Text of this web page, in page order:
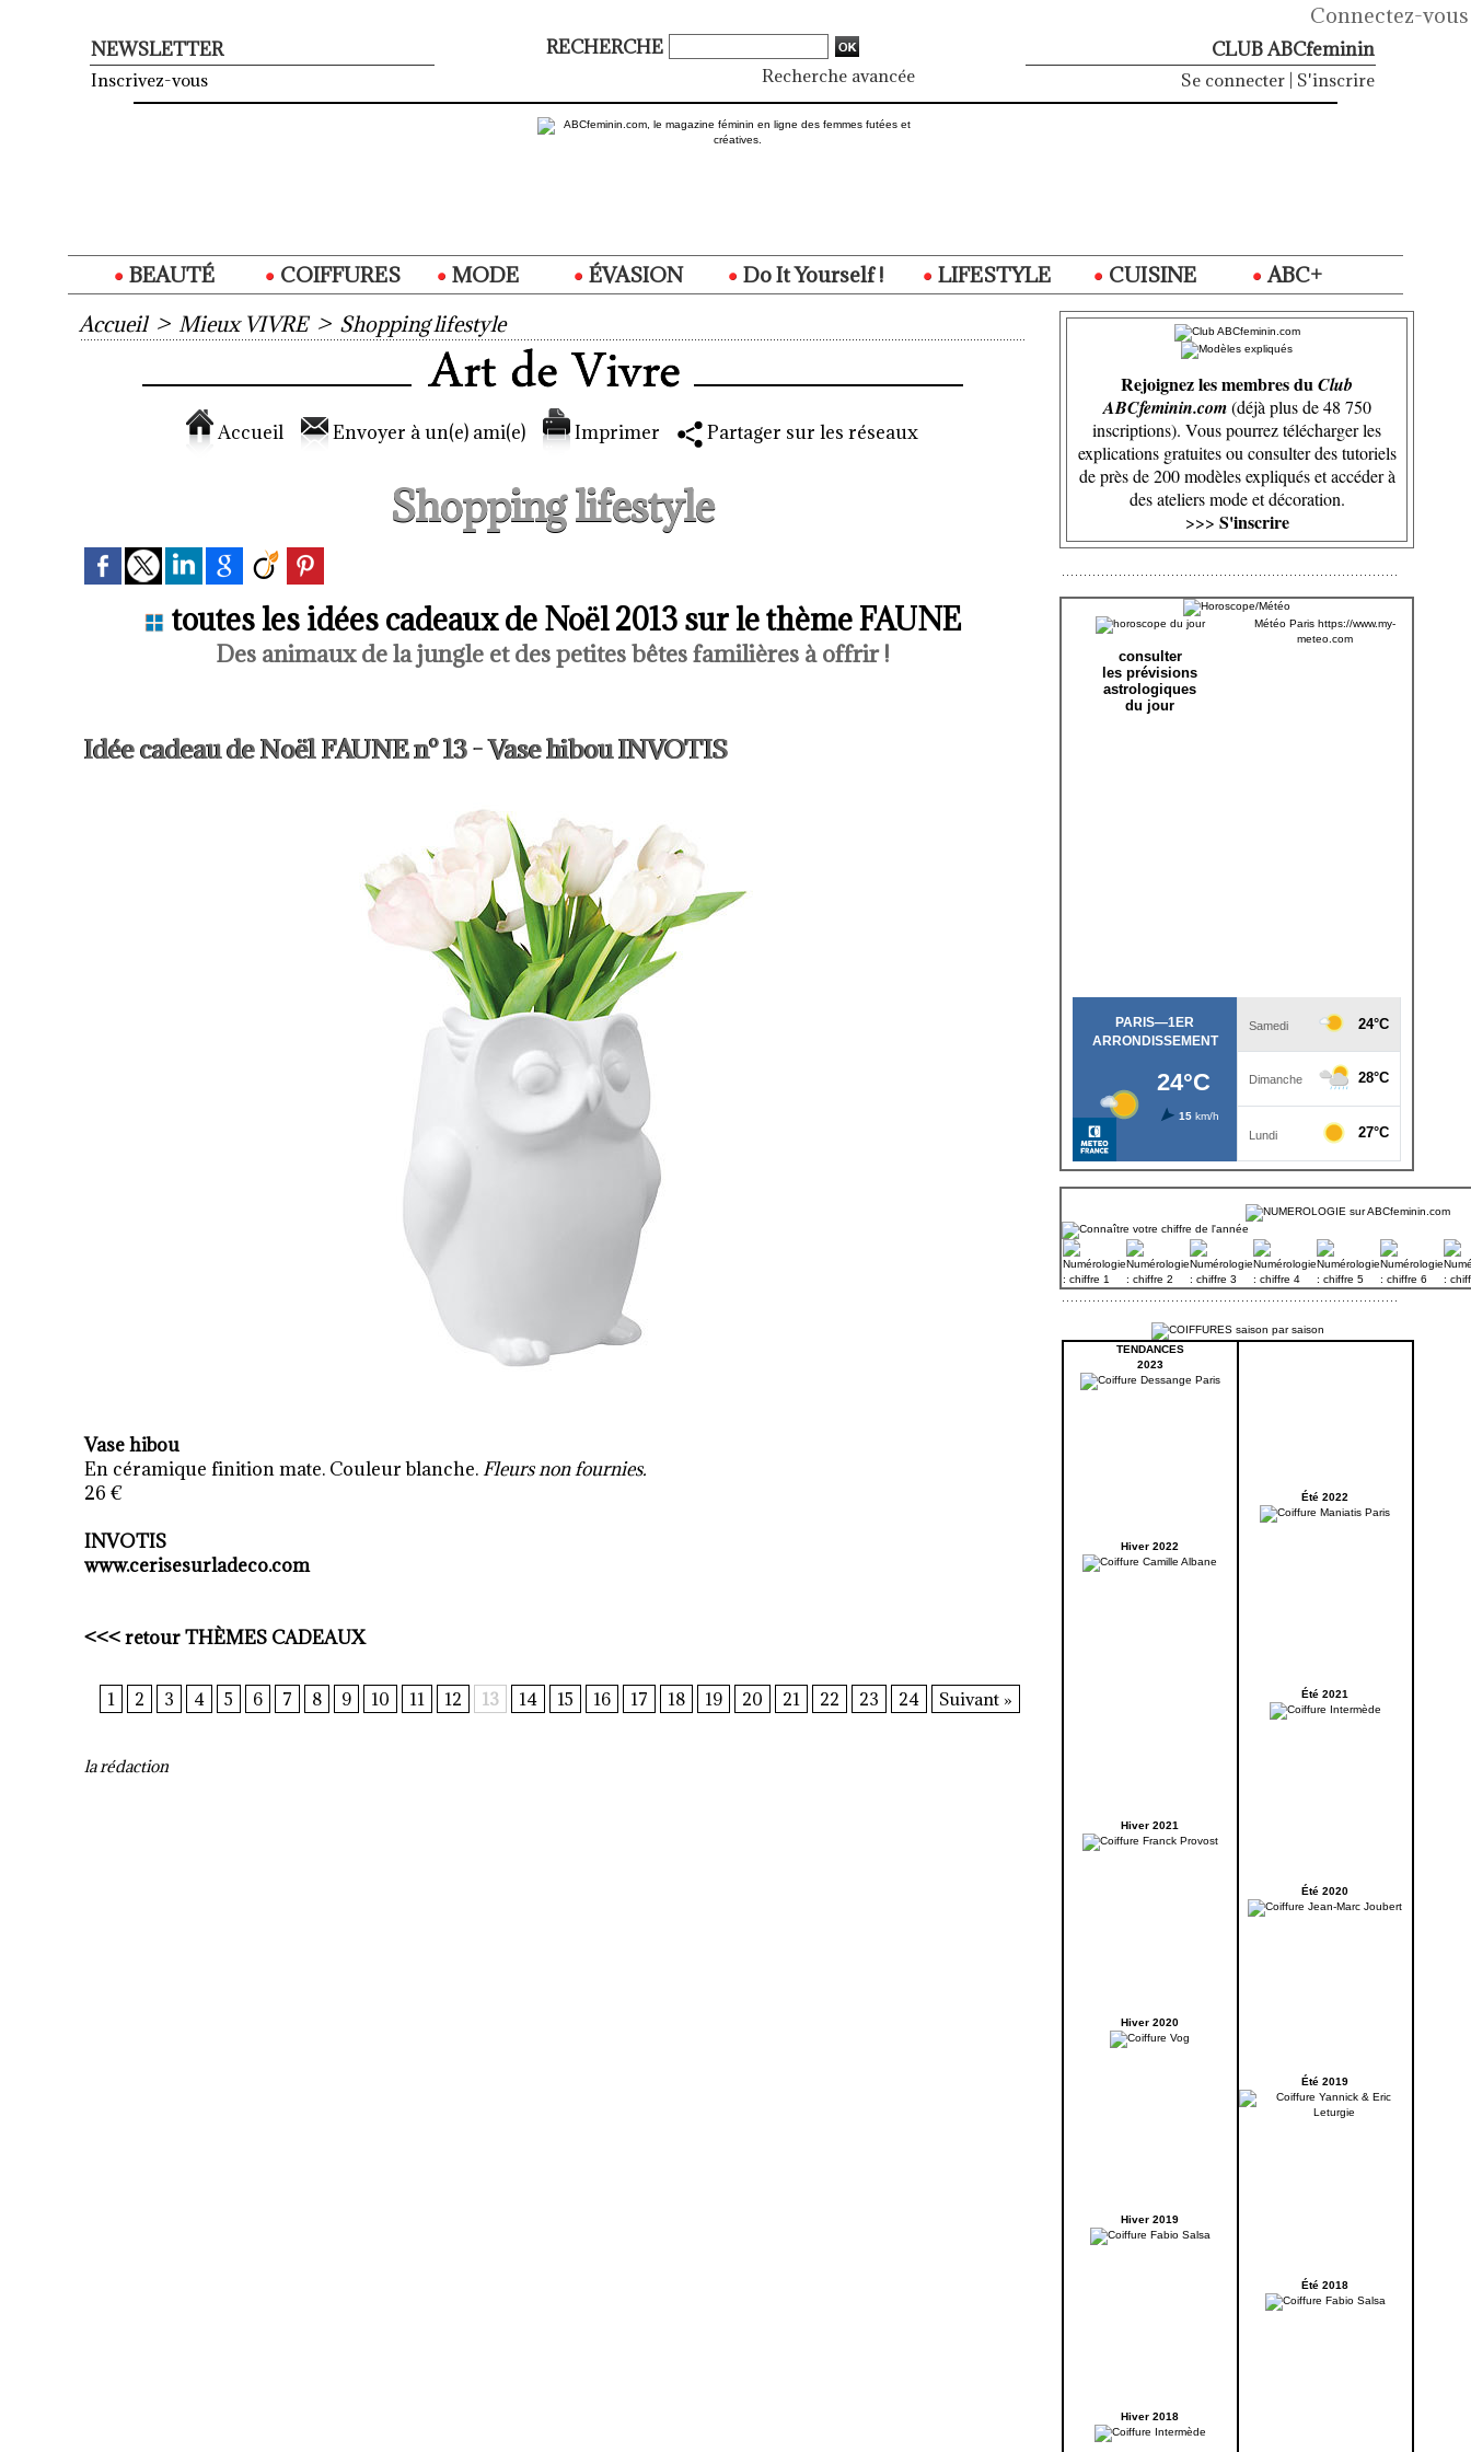
Connectez-vous
NEWSLETTER
Inscrivez-vous
RECHERCHE
Recherche avancée
CLUB ABCfeminin
Se connecter S'inscrire
BEAUTÉ COIFFURES MODE ÉVASION Do It Yourself ! LIFESTYLE CUISINE
ABC+
Accueil > Mieux VIVRE > Shopping lifestyle
Accueil Envoyer à un(e) ami(e) Imprimer Partager sur les réseaux
Shopping lifestyle
toutes les idées cadeaux de Noël 2013 sur le thème FAUNE
Des animaux de la jungle et des petites bêtes familières à offrir !
Idée cadeau de Noël FAUNE n° 13 - Vase hibou INVOTIS
Vase hibou
En céramique finition mate. Couleur blanche.Fleurs non fournies.
26 €
INVOTIS
www.cerisesurladeco.com
<<<retour THÈMES CADEAUX
1 2 3 4 5 6 7 8 9 10 11 12 13 14 15 16 17 18 19 20 21 22 23 24 Suivant »
la rédaction
Rejoignez les membres duClub
ABCfeminin.com(déjà plus de 48 750
inscriptions). Vous pourrez télécharger les
explications gratuites ou consulter des tutoriels
de près de 200 modèles expliqués et accéder à
des ateliers mode et décoration.
>>> S'inscrire
consulter
les prévisions
astrologiques
du jour
Météo Paris https://www.my-
meteo.com
TENDANCES
2023
Hiver 2022
Hiver 2021
Hiver 2020
Hiver 2019
Hiver 2018
Été 2022
Été 2021
Été 2020
Été 2019
Été 2018